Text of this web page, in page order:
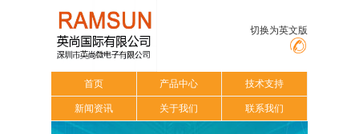
切换为英文版
首页 产品中心 技术支持
新闻资讯 关于我们 联系我们